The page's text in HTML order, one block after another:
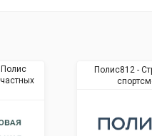
Полис812 -